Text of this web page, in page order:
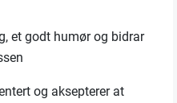
et godt humør og bidrar
og aksepterer at